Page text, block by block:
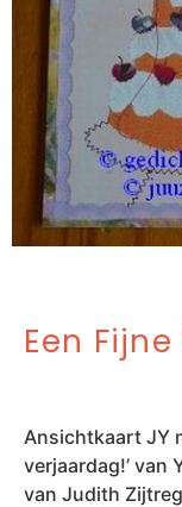
Een
Ansichtkaart JY
verjaardag!’ van
van Judith